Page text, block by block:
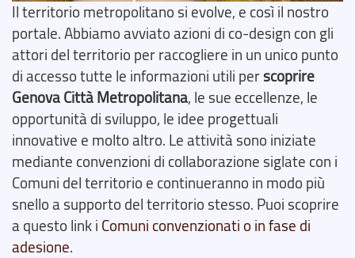
Il territorio metropolitano si evolve, e così il nostro
portale. Abbiamo avviato azioni di co-design con gli
attori del territorio per raccogliere in un unico punto
di accesso tutte le informazioni utili perscoprire
Genova Città Metropolitana, le sue eccellenze, le
opportunità di sviluppo, le idee progettuali
innovative e molto altro. Le attività sono iniziate
mediante convenzioni di collaborazione siglate con i
Comuni del territorio e continueranno in modo più
snello a supporto del territorio stesso. Puoi scoprire
a questo link i Comuni convenzionati o in fase di
adesione.